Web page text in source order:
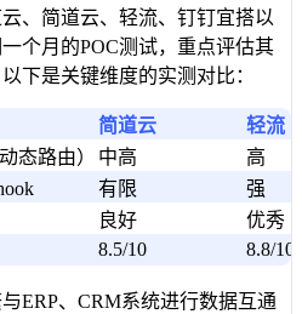
、简道云、轻流、钉钉宜搭以
个月的POC测试，重点评估其
下是关键维度的实测对比：
简道云
轻流
态路由） 中高
高
有限
强
良好
优秀
8.5/10 8.8/10
ERP、CRM系统进行数据互通